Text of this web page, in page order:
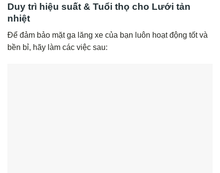
Duy trì hiệu suất & Tuổi thọ cho Lưới tản
nhiệt
Để đảm bảo mặt ga lăng xe của bạn luôn hoạt động tốt và
bền bỉ, hãy làm các việc sau: